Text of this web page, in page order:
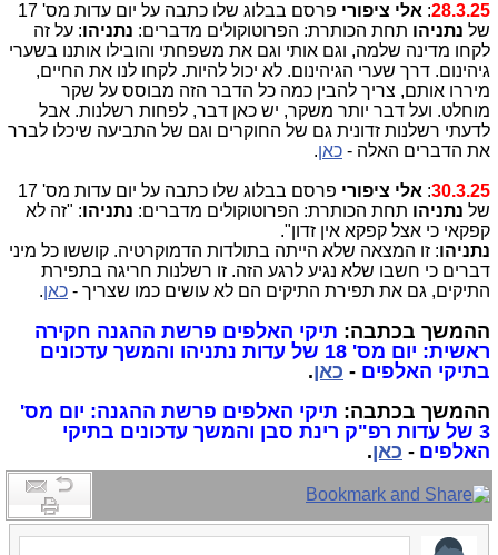
28.3.25
: אלי ציפורי
פרסם בבלוג שלו כתבה על יום עדות מס' 17
של נתניהו תחת הכותרת: הפרוטוקולים מדברים: נתניהו: על זה
לקחו מדינה שלמה, וגם אותי וגם את משפחתי והובילו אותנו בשערי
גיהינום. דרך שערי הגיהינום. לא יכול להיות. לקחו לנו את החיים,
מיררו אותם, צריך להבין כמה כל הדבר הזה מבוסס על שקר
מוחלט. ועל דבר יותר משקר, יש כאן דבר, לפחות רשלנות. אבל
לדעתי רשלנות זדונית גם של החוקרים וגם של התביעה שיכלו לברר
את הדברים האלה - כאן.
30.3.25
: אלי ציפורי
פרסם בבלוג שלו כתבה על יום עדות מס' 17
של נתניהו תחת הכותרת: הפרוטוקולים מדברים: נתניהו: "זה לא
קפקאי כי אצל קפקא אין זדון".
נתניהו: זו המצאה שלא הייתה בתולדות הדמוקרטיה. קוששו כל מיני
דברים כי חשבו שלא נגיע לרגע הזה. זו רשלנות חריגה בתפירת
התיקים, גם את תפירת התיקים הם לא עושים כמו שצריך - כאן.
ההמשך בכתבה: תיקי האלפים פרשת ההגנה חקירה
ראשית: יום מס' 18 של עדות נתניהו והמשך עדכונים
בתיקי האלפים - כאן.
ההמשך בכתבה: תיקי האלפים פרשת ההגנה: יום מס'
3 של עדות רפ"ק רינת סבן והמשך עדכונים בתיקי
האלפים - כאן.